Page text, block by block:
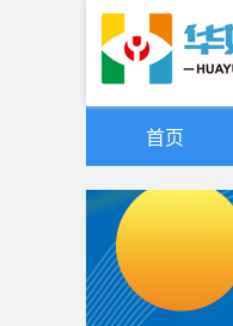
首页